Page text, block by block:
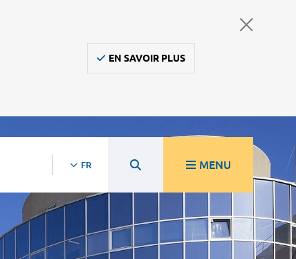
EN SAVOIR PLUS
FR MENU